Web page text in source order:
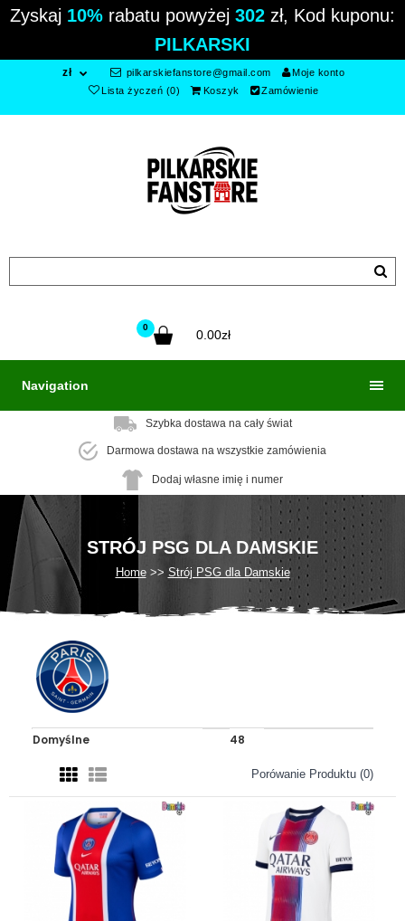
Zyskaj 10% rabatu powyżej 302 zł, Kod kuponu:
PILKARSKI
zł pilkarskiefanstore@gmail.com
Moje konto
Lista życzeń (0)
Koszyk Zamówienie
0
0.00zł
Navigation
Szybka dostawa na cały świat
Darmowa dostawa na wszystkie zamówienia
Dodaj własne imię i numer
STRÓJ PSG DLA DAMSKIE
Home Strój PSG dla Damskie
Porówanie Produktu (0)